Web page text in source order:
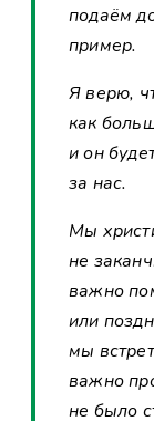
подаём
пример.
Я верю,
как
и он
за нас.
Мы
не
важно
или
мы
важно
не было